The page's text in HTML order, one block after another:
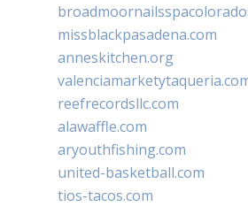
missblackpasadena.com
anneskitchen.org
reefrecordsllc.com
alawaffle.com
aryouthfishing.com
united-basketball.com
tios-tacos.com